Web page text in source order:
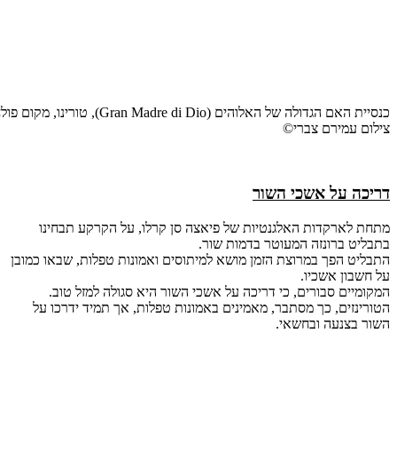
כנסיית האם הגדולה של האלוהים (Gran Madre di Dio), טורינו, מקום פולחן פגאני קדום
צילום עמירם צברי©
דריכה על אשכי השור
מתחת לארקדות האלגנטיות של פיאצה סן קרלו, על הקרקע תבחינו
בתבליט ברונזה המעוטר בדמות שור.
התבליט הפך במרוצת הזמן מושא למיתוסים ואמונות טפלות, שבאו כמובן
על חשבון אשכיו.
המקומיים סבורים, כי דריכה על אשכי השור היא סגולה למזל טוב.
הטורינזים, כך מסתבר, מאמינים באמונות טפלות, אך תמיד ידרכו על
השור בצנעה ובחשאי.